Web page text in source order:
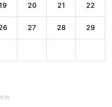
20 21 22
27 28 29